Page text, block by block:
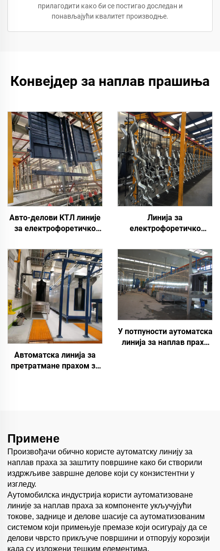
прилагодити како би се постигао доследан и
понављајући квалитет производње.
Конвејдер за наплав прашиња
Авто-делови КТЛ линије
за електрофоретичко
Линија за
електрофоретичко
аутомобилских
резервних делова
Автоматска линија за
претратмане прахом за
У потпуности аутоматска
линија за наплав праха
Примене
Произвођачи обично користе аутоматску линију за
наплав праха за заштиту површине како би створили
издржљиве завршне делове који су конзистентни у
изгледу.
Аутомобилска индустрија користи аутоматизоване
линије за наплав праха за компоненте укључујући
токове, заднице и делове шасије са аутоматизованим
системом који примењује премазе који осигурају да се
делови чврсто прикључе површини и отпорују корозији
када су изложени тешким елементима.